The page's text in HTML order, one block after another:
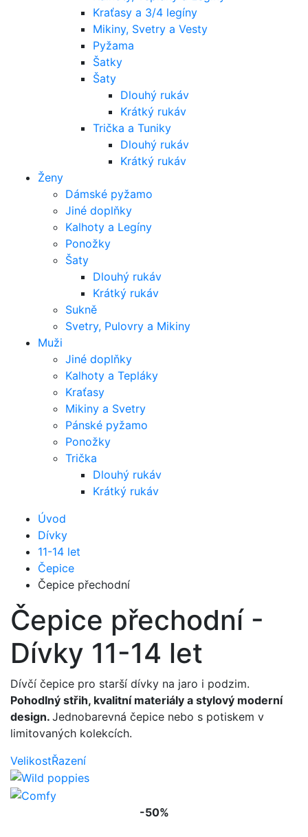
Kraťasy a 3/4 legíny
Mikiny, Svetry a Vesty
Pyžama
Šatky
Šaty
Dlouhý rukáv
Krátký rukáv
Trička a Tuniky
Dlouhý rukáv
Krátký rukáv
Ženy
Dámské pyžamo
Jiné doplňky
Kalhoty a Legíny
Ponožky
Šaty
Dlouhý rukáv
Krátký rukáv
Sukně
Svetry, Pulovry a Mikiny
Muži
Jiné doplňky
Kalhoty a Tepláky
Kraťasy
Mikiny a Svetry
Pánské pyžamo
Ponožky
Trička
Dlouhý rukáv
Krátký rukáv
Úvod
Dívky
11-14 let
Čepice
Čepice přechodní
Čepice přechodní -
Dívky 11-14 let
Dívčí čepice pro starší dívky na jaro i podzim.
Pohodlný střih, kvalitní materiály a stylový moderní
design. Jednobarevná čepice nebo s potiskem v
limitovaných kolekcích.
VelikostŘazení
-50%